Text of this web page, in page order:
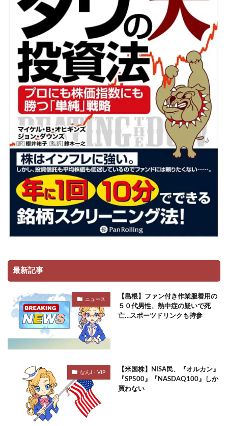
最新記事
ニュース
【島根】ファン付き作業服着用の
５０代男性、熱中症の疑いで死
亡…スポーツドリンクも持参
なんJ・VIP
【米国株】NISA民、『オルカン』
『SP500』『NASDAQ100』しか
買わない